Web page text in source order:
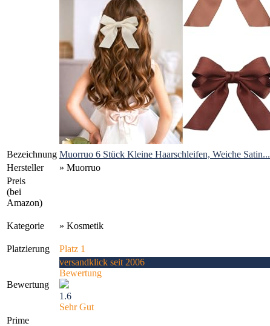
Bezeichnung Muorruo 6 Stück Kleine Haarschleifen, Weiche Satin...
Hersteller
» Muorruo
Preis
(bei
Amazon)
Kategorie » Kosmetik
Platzierung Platz 1
Bewertung
versandklick seit 2006
Bewertung
1.6
Sehr Gut
Prime